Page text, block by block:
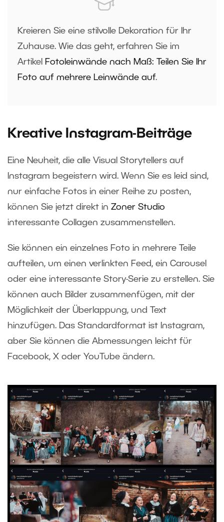
Kreieren Sie eine stilvolle Dekoration für Ihr
Zuhause. Wie das geht, erfahren Sie im
Artikel
Fotoleinwände nach Maß: Teilen Sie Ihr
Foto auf mehrere Leinwände auf.
Kreative Instagram-Beiträge
Eine Neuheit, die alle Visual Storytellers auf
Instagram begeistern wird. Wenn Sie es leid sind,
nur einfache Fotos in einer Reihe zu posten,
können Sie jetzt direkt in Zoner Studio
interessante Collagen zusammenstellen.
Sie können ein einzelnes Foto in mehrere Teile
aufteilen, um einen verlinkten Feed, ein Carousel
oder eine interessante Story-Serie zu erstellen. Sie
können auch Bilder zusammenfügen, mit der
Möglichkeit der Überlappung, und Text
hinzufügen. Das Standardformat ist Instagram,
aber Sie können die Abmessungen leicht für
Facebook, X oder YouTube ändern.